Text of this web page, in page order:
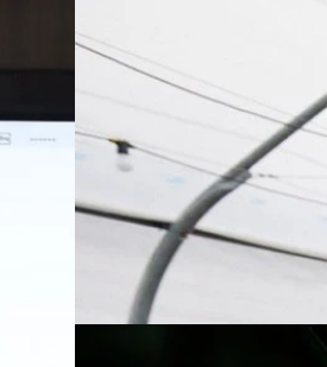
“ไทยลีฟ” เปิดโรดแม็ปสู่ผู้
สำอาง อาหารเสริม เครื่อ
บริษัท ไทย ลีฟ ไบโอเทคโนโลยี จำ
ประเทศไทย โชว์เป้าหมายการยกร
เพื่อพัฒนาสายพันธุ์และเมล็ดพันธุ์
การยกระดับให้เป็นสายพันธุ์ไทยที่เ
พร้อมเผยเตรียมผลิตและจัดจำห
และกลุ่มเวชสำอาง รวมถึงการ
สารประกอบราว 40 ชนิด ทั้งนี้ ได้
ฟาร์มาซูติคอลที่มีกัญชงเป็นส่วนป
ทีมคอนเทนต์ BT| 1449 days ago
Read More